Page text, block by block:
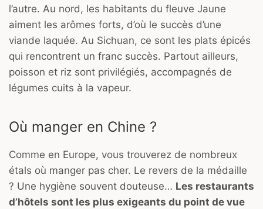
l’autre. Au nord, les habitants du fleuve Jaune
aiment les arômes forts, d’où le succès d’une
viande laquée. Au Sichuan, ce sont les plats épicés
qui rencontrent un franc succès. Partout ailleurs,
poisson et riz sont privilégiés, accompagnés de
légumes cuits à la vapeur.
Où manger en Chine ?
Comme en Europe, vous trouverez de nombreux
étals où manger pas cher. Le revers de la médaille
? Une hygiène souvent douteuse… Les restaurants
d’hôtels sont les plus exigeants du point de vue